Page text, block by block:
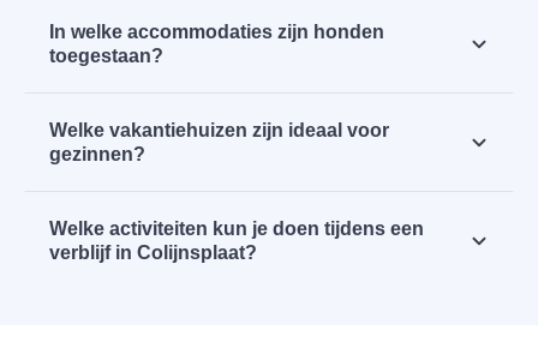
vakantiehuizen. Als je met een groter gezelschap
bent, isVakantiehuis Bonheur
bubbelbad en saunaeen aanrader.
In welke accommodaties zijn honden
toegestaan?
Hiervind je alle diervriendelijke accommodaties
in Colijnsplaat.
Welke vakantiehuizen zijn ideaal voor
gezinnen?
ideale bestemming. Boek een vandeze
vakantiehuizensamen met je gezin.
Welke activiteiten kun je doen tijdens een
verblijf in Colijnsplaat?